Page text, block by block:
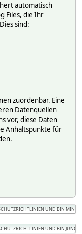
automatisch
Files, die Ihr
sind:
zuordenbar. Eine
Datenquellen
vor, diese Daten
Anhaltspunkte für